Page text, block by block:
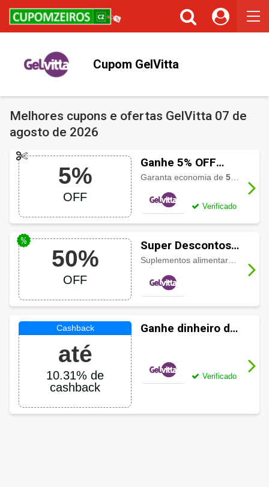
Cupom GelVitta
Melhores cupons e ofertas GelVitta 07 de
agosto de 2026
5%
OFF
Ganhe 5% OFF
usando cupom
GelVitta
Garanta economia de5% de desconto
Verificado
50%
OFF
Super Descontos
GelVitta até 50%
até
10.31% de
cashback
Ganhe dinheiro de
Verificado